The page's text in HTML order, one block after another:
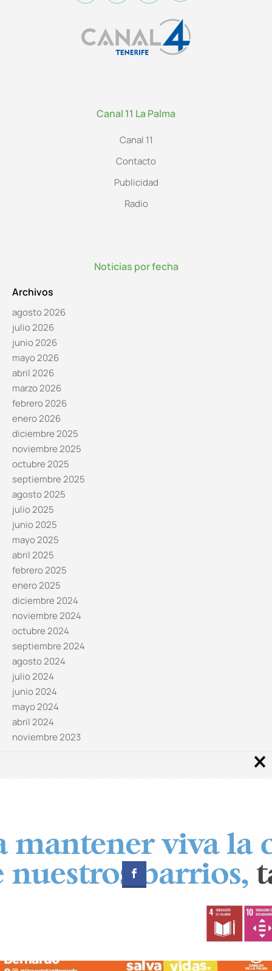
Canal 11 La Palma
Canal 11
Contacto
Publicidad
Radio
Noticias por fecha
Archivos
agosto 2026
julio 2026
junio 2026
mayo 2026
abril 2026
marzo 2026
febrero 2026
enero 2026
diciembre 2025
noviembre 2025
octubre 2025
septiembre 2025
agosto 2025
julio 2025
junio 2025
mayo 2025
abril 2025
febrero 2025
enero 2025
diciembre 2024
noviembre 2024
octubre 2024
septiembre 2024
agosto 2024
julio 2024
junio 2024
mayo 2024
abril 2024
noviembre 2023